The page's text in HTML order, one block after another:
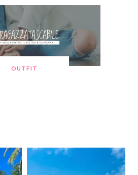
OUTFIT